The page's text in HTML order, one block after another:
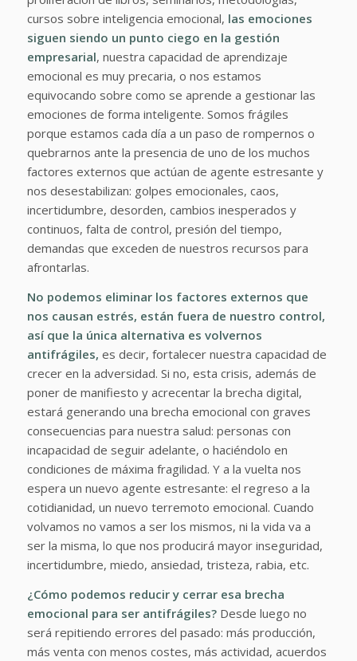
cursos sobre inteligencia emocional, las emociones
siguen siendo un punto ciego en la gestión
empresarial, nuestra capacidad de aprendizaje
emocional es muy precaria, o nos estamos
equivocando sobre como se aprende a gestionar las
emociones de forma inteligente. Somos frágiles
porque estamos cada día a un paso de rompernos o
quebrarnos ante la presencia de uno de los muchos
factores externos que actúan de agente estresante y
nos desestabilizan: golpes emocionales, caos,
incertidumbre, desorden, cambios inesperados y
continuos, falta de control, presión del tiempo,
demandas que exceden de nuestros recursos para
afrontarlas.
No podemos eliminar los factores externos que
nos causan estrés, están fuera de nuestro control,
así que la única alternativa es volvernos
antifrágiles, es decir, fortalecer nuestra capacidad de
crecer en la adversidad. Si no, esta crisis, además de
poner de manifiesto y acrecentar la brecha digital,
estará generando una brecha emocional con graves
consecuencias para nuestra salud: personas con
incapacidad de seguir adelante, o haciéndolo en
condiciones de máxima fragilidad. Y a la vuelta nos
espera un nuevo agente estresante: el regreso a la
cotidianidad, un nuevo terremoto emocional. Cuando
volvamos no vamos a ser los mismos, ni la vida va a
ser la misma, lo que nos producirá mayor inseguridad,
incertidumbre, miedo, ansiedad, tristeza, rabia, etc.
¿Cómo podemos reducir y cerrar esa brecha
emocional para ser antifrágiles?Desde luego no
será repitiendo errores del pasado: más producción,
más venta con menos costes, más actividad, acuerdos